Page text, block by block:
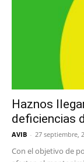
Haznos
deficiencias
AVIB - 27 septiembre,
Con el objetivo de